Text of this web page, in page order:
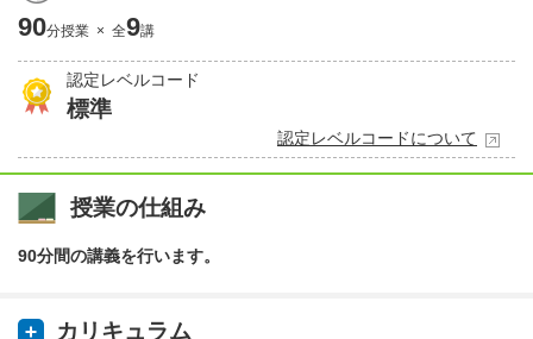
90分授業 × 全9講
認定レベルコード
標準
認定レベルコードについて
授業の仕組み
90分間の講義を行います。
カリキュラム